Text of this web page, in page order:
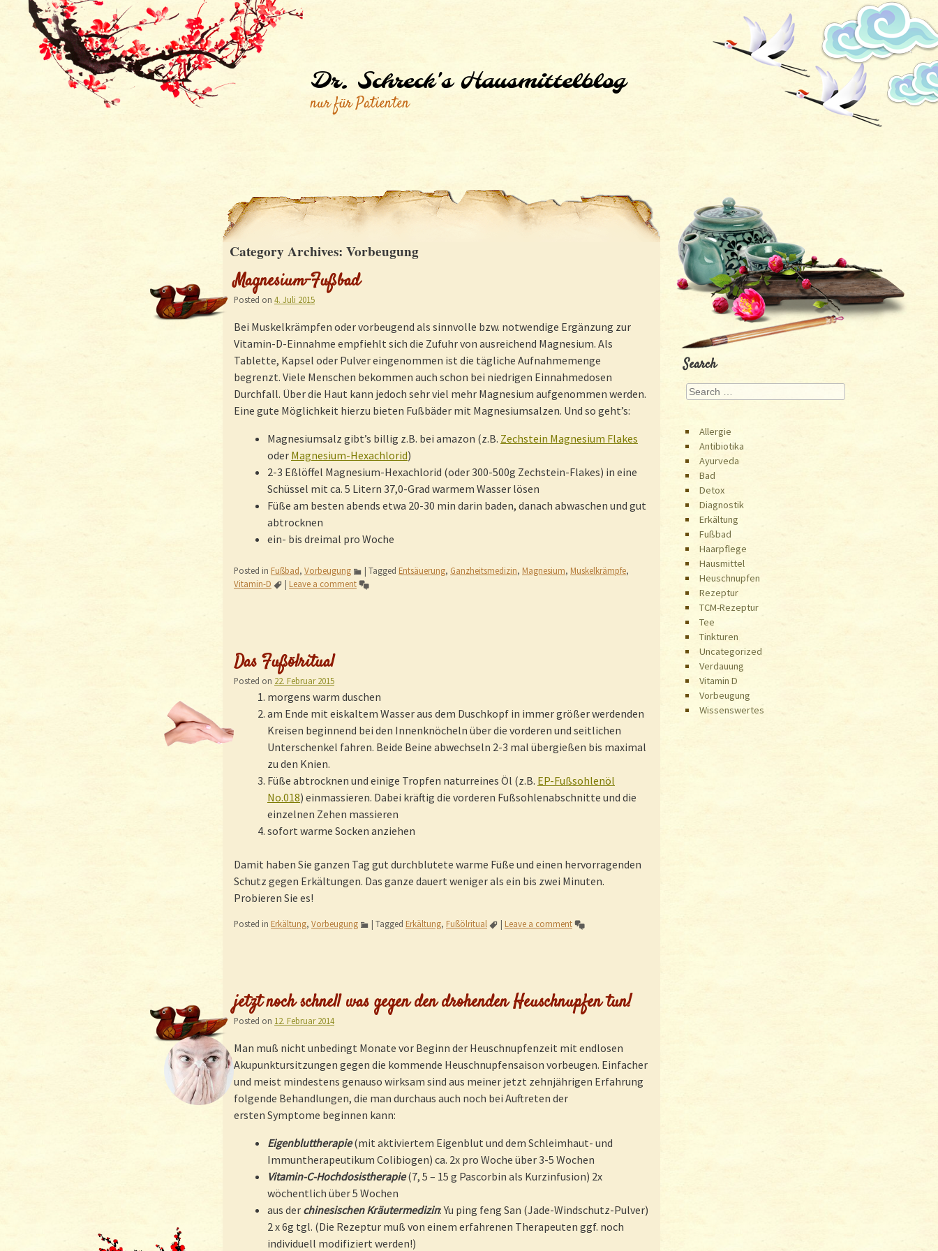
Dr. Schreck's Hausmittelblog
nur für Patienten
Category Archives: Vorbeugung
Magnesium-Fußbad
Posted on 4. Juli 2015
Bei Muskelkrämpfen oder vorbeugend als sinnvolle bzw. notwendige Ergänzung zur
Vitamin-D-Einnahme empfiehlt sich die Zufuhr von ausreichend Magnesium. Als
Tablette, Kapsel oder Pulver eingenommen ist die tägliche Aufnahmemenge
begrenzt. Viele Menschen bekommen auch schon bei niedrigen Einnahmedosen
Durchfall. Über die Haut kann jedoch sehr viel mehr Magnesium aufgenommen werden.
Eine gute Möglichkeit hierzu bieten Fußbäder mit Magnesiumsalzen. Und so geht’s:
Magnesiumsalz gibt’s billig z.B. bei amazon (z.B. Zechstein Magnesium Flakes
oder Magnesium-Hexachlorid)
2-3 Eßlöffel Magnesium-Hexachlorid (oder 300-500g Zechstein-Flakes) in eine
Schüssel mit ca. 5 Litern 37,0-Grad warmem Wasser lösen
Füße am besten abends etwa 20-30 min darin baden, danach abwaschen und gut
abtrocknen
ein- bis dreimal pro Woche
Posted in Fußbad, Vorbeugung | Tagged Entsäuerung, Ganzheitsmedizin, Magnesium, Muskelkrämpfe,
Vitamin-D
| Leave a comment
Das Fußölritual
Posted on 22. Februar 2015
morgens warm duschen
am Ende mit eiskaltem Wasser aus dem Duschkopf in immer größer werdenden
Kreisen beginnend bei den Innenknöcheln über die vorderen und seitlichen
Unterschenkel fahren. Beide Beine abwechseln 2-3 mal übergießen bis maximal
zu den Knien.
Füße abtrocknen und einige Tropfen naturreines Öl (z.B. EP-Fußsohlenöl
No.018) einmassieren. Dabei kräftig die vorderen Fußsohlenabschnitte und die
einzelnen Zehen massieren
sofort warme Socken anziehen
Damit haben Sie ganzen Tag gut durchblutete warme Füße und einen hervorragenden
Schutz gegen Erkältungen. Das ganze dauert weniger als ein bis zwei Minuten.
Probieren Sie es!
Posted in Erkältung, Vorbeugung | Tagged Erkältung, Fußölritual | Leave a comment
jetzt noch schnell was gegen den drohenden Heuschnupfen tun!
Posted on 12. Februar 2014
Man muß nicht unbedingt Monate vor Beginn der Heuschnupfenzeit mit endlosen
Akupunktursitzungen gegen die kommende Heuschnupfensaison vorbeugen. Einfacher
und meist mindestens genauso wirksam sind aus meiner jetzt zehnjährigen Erfahrung
folgende Behandlungen, die man durchaus auch noch bei Auftreten der
ersten Symptome beginnen kann:
Eigenbluttherapie (mit aktiviertem Eigenblut und dem Schleimhaut- und
Immuntherapeutikum Colibiogen) ca. 2x pro Woche über 3-5 Wochen
Vitamin-C-Hochdosistherapie (7, 5 – 15 g Pascorbin als Kurzinfusion) 2x
wöchentlich über 5 Wochen
aus der chinesischen Kräutermedizin: Yu ping feng San (Jade-Windschutz-Pulver)
2 x 6g tgl. (Die Rezeptur muß von einem erfahrenen Therapeuten ggf. noch
individuell modifiziert werden!)
Search
Search
Allergie
Antibiotika
Ayurveda
Bad
Detox
Diagnostik
Erkältung
Fußbad
Haarpflege
Hausmittel
Heuschnupfen
Rezeptur
TCM-Rezeptur
Tee
Tinkturen
Uncategorized
Verdauung
Vitamin D
Vorbeugung
Wissenswertes